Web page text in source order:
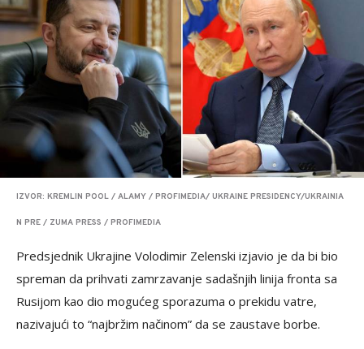
IZVOR: KREMLIN POOL / ALAMY / PROFIMEDIA/ UKRAINE PRESIDENCY/UKRAINIA
N PRE / ZUMA PRESS / PROFIMEDIA
Predsjednik Ukrajine Volodimir Zelenski izjavio je da bi bio
spreman da prihvati zamrzavanje sadašnjih linija fronta sa
Rusijom kao dio mogućeg sporazuma o prekidu vatre,
nazivajući to “najbržim načinom” da se zaustave borbe.